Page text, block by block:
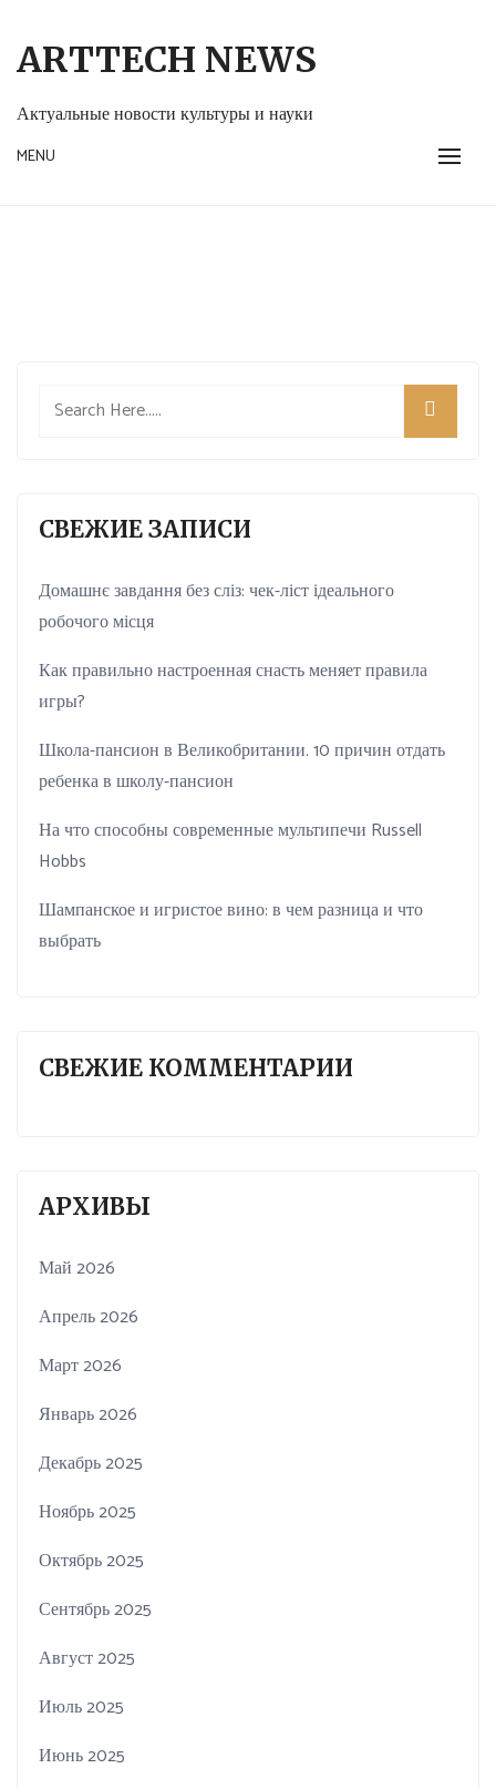
content
ARTTECH NEWS
Актуальные новости культуры и науки
MENU
СВЕЖИЕ ЗАПИСИ
Домашнє завдання без сліз: чек-ліст ідеального
робочого місця
Как правильно настроенная снасть меняет правила
игры?
Школа-пансион в Великобритании. 10 причин отдать
ребенка в школу-пансион
На что способны современные мультипечи Russell
Hobbs
Шампанское и игристое вино: в чем разница и что
выбрать
СВЕЖИЕ КОММЕНТАРИИ
АРХИВЫ
Май 2026
Апрель 2026
Март 2026
Январь 2026
Декабрь 2025
Ноябрь 2025
Октябрь 2025
Сентябрь 2025
Август 2025
Июль 2025
Июнь 2025